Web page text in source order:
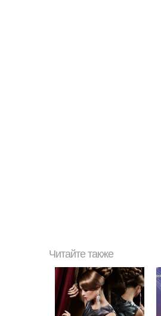
Читайте также